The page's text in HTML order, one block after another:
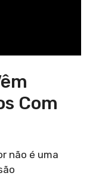
Com
não é uma